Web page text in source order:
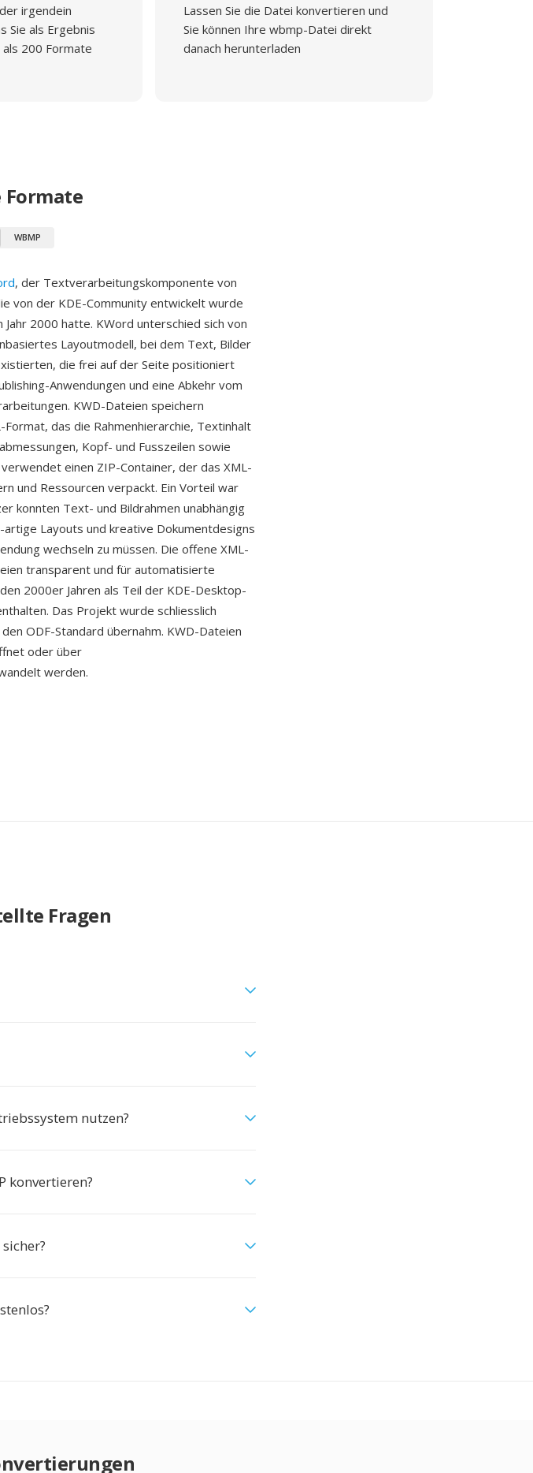
irgendein
Sie als Ergebnis
200 Formate
Lassen Sie die Datei konvertieren und
Sie können Ihre wbmp-Datei direkt
danach herunterladen
Formate
WBMP
, der Textverarbeitungskomponente von
von der KDE-Community entwickelt wurde
2000 hatte. KWord unterschied sich von
Layoutmodell, bei dem Text, Bilder
die frei auf der Seite positioniert
Anwendungen und eine Abkehr vom
KWD-Dateien speichern
das die Rahmenhierarchie, Textinhalt
Kopf- und Fusszeilen sowie
einen ZIP-Container, der das XML-
und Ressourcen verpackt. Ein Vorteil war
konnten Text- und Bildrahmen unabhängig
Layouts und kreative Dokumentdesigns
wechseln zu müssen. Die offene XML-
transparent und für automatisierte
2000er Jahren als Teil der KDE-Desktop-
Das Projekt wurde schliesslich
ODF-Standard übernahm. KWD-Dateien
oder über
werden.
Fragen
nutzen?
konvertieren?